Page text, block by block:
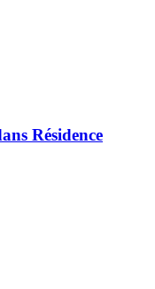
Résidence